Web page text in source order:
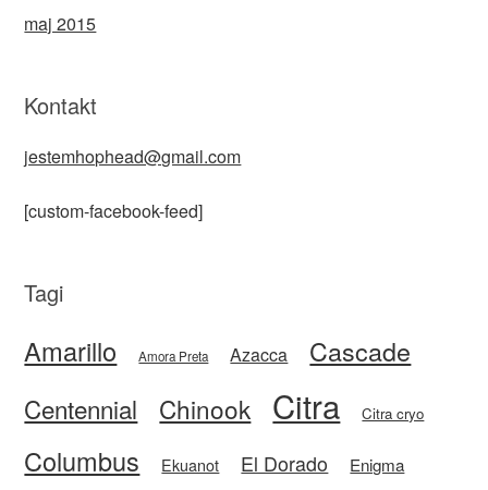
maj 2015
Kontakt
jestemhophead@gmail.com
[custom-facebook-feed]
Tagi
Amarillo Amora Preta Azacca Cascade
Centennial Chinook Citra Citra cryo
Columbus Ekuanot El Dorado Enigma